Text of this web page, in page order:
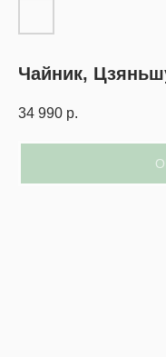
Чайник,
34 990 р.